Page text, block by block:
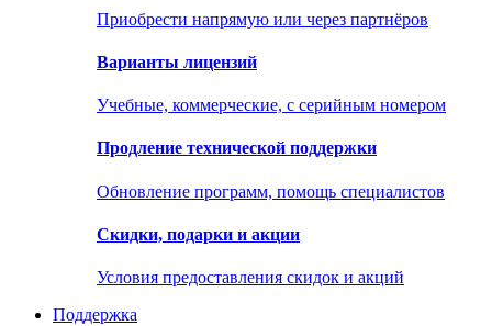
Приобрести напрямую или через партнёров
Варианты лицензий
Учебные, коммерческие, с серийным номером
Продление технической поддержки
Обновление программ, помощь специалистов
Скидки, подарки и акции
Условия предоставления скидок и акций
Поддержка